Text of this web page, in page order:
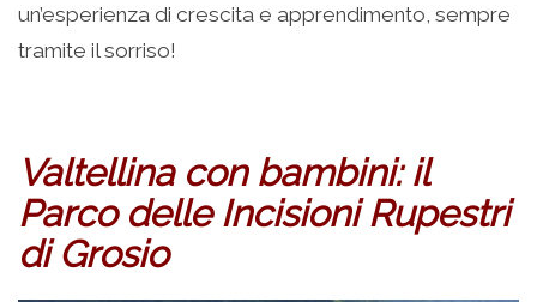
un’esperienza di crescita e apprendimento, sempre
tramite il sorriso!
Valtellina con bambini: il
Parco delle Incisioni Rupestri
di Grosio